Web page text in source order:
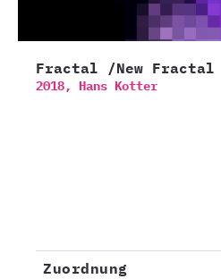
Fractal /New Fractal
2018, Hans Kotter
Zuordnung